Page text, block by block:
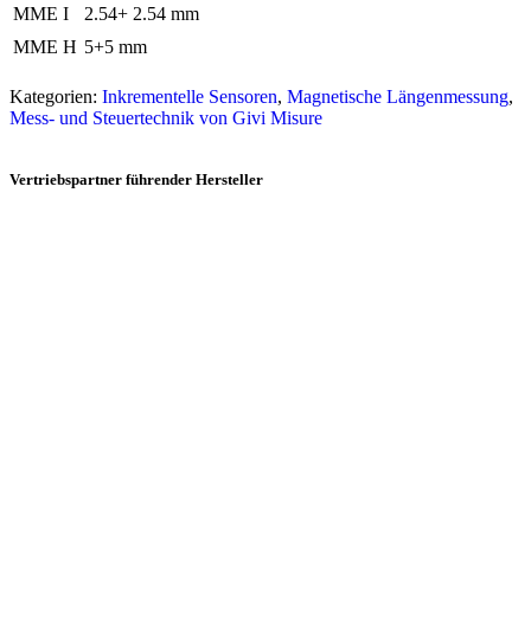
MME I
2.54+ 2.54 mm
MME H 5+5 mm
Kategorien: Inkrementelle Sensoren, Magnetische Längenmessung,
Mess- und Steuertechnik von Givi Misure
Vertriebspartner führender Hersteller